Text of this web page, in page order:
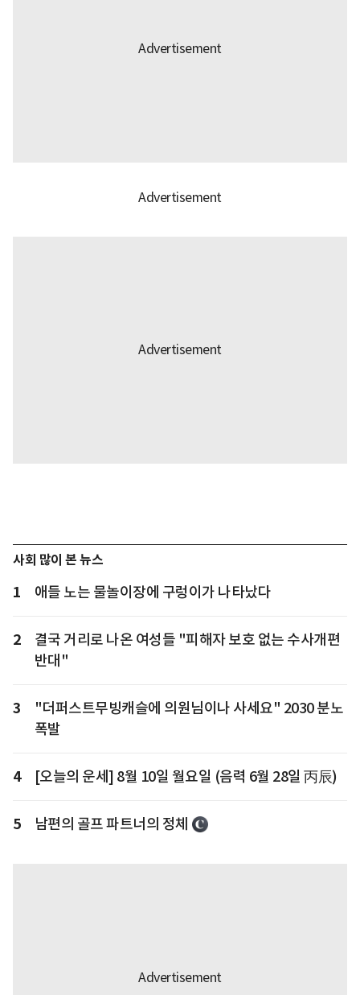
사회 많이 본 뉴스
1 애들 노는 물놀이장에 구렁이가 나타났다
2
결국 거리로 나온 여성들 "피해자 보호 없는 수사개편
반대"
3
"더퍼스트무빙캐슬에 의원님이나 사세요" 2030 분노
폭발
4 [오늘의 운세] 8월 10일 월요일 (음력 6월 28일 丙辰)
5 남편의 골프 파트너의 정체